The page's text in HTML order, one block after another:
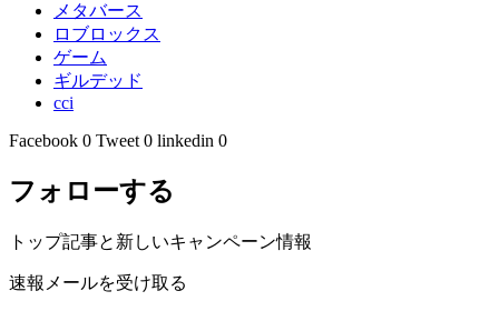
メタバース
ロブロックス
ゲーム
ギルデッド
cci
Facebook 0 Tweet 0 linkedin 0
フォローする
トップ記事と新しいキャンペーン情報
速報メールを受け取る